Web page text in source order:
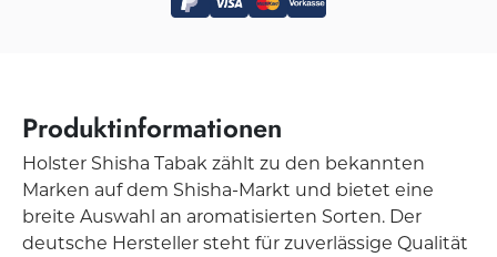
Produktinformationen
Holster Shisha Tabak zählt zu den bekannten
Marken auf dem Shisha-Markt und bietet eine
breite Auswahl an aromatisierten Sorten. Der
deutsche Hersteller steht für zuverlässige Qualität